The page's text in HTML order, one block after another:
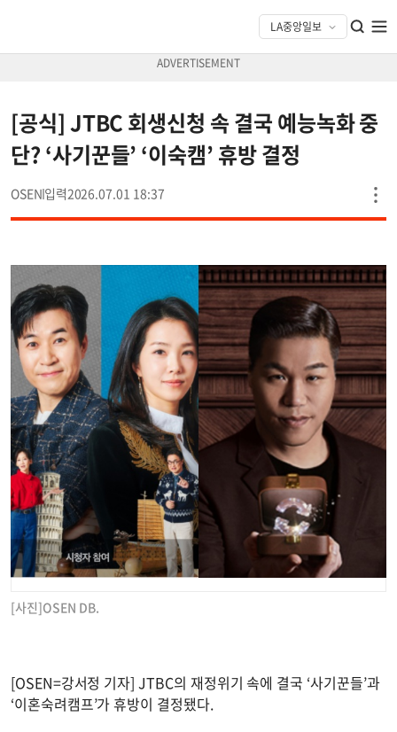
[공식] JTBC 회생신청 속 결국 예능녹화 중
단? ‘사기꾼들’ ‘이숙캠’ 휴방 결정
OSEN 2026.07.01 18:37
[사진]OSEN DB.
[OSEN=강서정 기자] JTBC의 재정위기 속에 결국 ‘사기꾼들’과
‘이혼숙려캠프’가 휴방이 결정됐다.